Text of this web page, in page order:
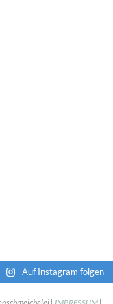
Auf Instagram folgen